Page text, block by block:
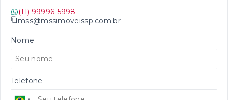
(11) 99996-5998
mss@mssimoveissp.com.br
Nome
Telefone